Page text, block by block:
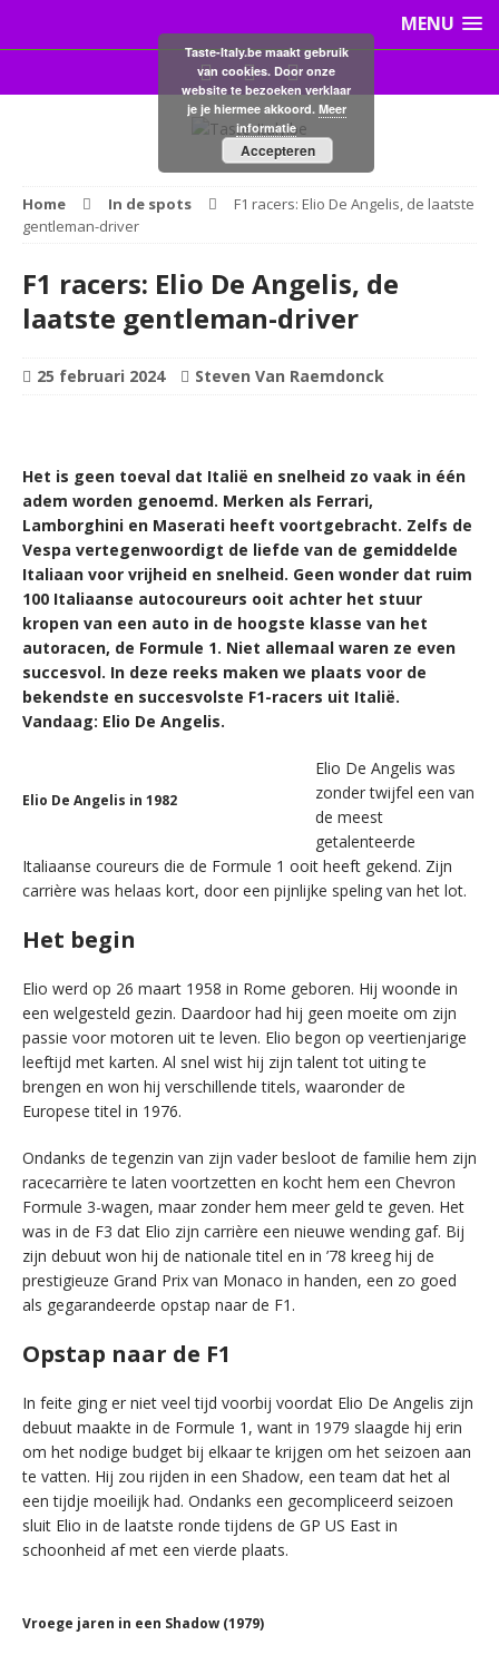
MENU
Home In de spots
F1 racers: Elio De Angelis, de laatste
gentleman-driver
F1 racers: Elio De Angelis, de
laatste gentleman-driver
25 februari 2024 Steven Van Raemdonck
Het is geen toeval dat Italië en snelheid zo vaak in één
adem worden genoemd. Merken als Ferrari,
Lamborghini en Maserati heeft voortgebracht. Zelfs de
Vespa vertegenwoordigt de liefde van de gemiddelde
Italiaan voor vrijheid en snelheid. Geen wonder dat ruim
100 Italiaanse autocoureurs ooit achter het stuur
kropen van een auto in de hoogste klasse van het
autoracen, de Formule 1. Niet allemaal waren ze even
succesvol. In deze reeks maken we plaats voor de
bekendste en succesvolste F1-racers uit Italië.
Vandaag: Elio De Angelis.
Elio De Angelis in 1982
Elio De Angelis was
zonder twijfel een van
de meest
getalenteerde
Italiaanse coureurs die de Formule 1 ooit heeft gekend. Zijn
carrière was helaas kort, door een pijnlijke speling van het lot.
Het begin
Elio werd op 26 maart 1958 in Rome geboren. Hij woonde in
een welgesteld gezin. Daardoor had hij geen moeite om zijn
passie voor motoren uit te leven. Elio begon op veertienjarige
leeftijd met karten. Al snel wist hij zijn talent tot uiting te
brengen en won hij verschillende titels, waaronder de
Europese titel in 1976.
Ondanks de tegenzin van zijn vader besloot de familie hem zijn
racecarrière te laten voortzetten en kocht hem een Chevron
Formule 3-wagen, maar zonder hem meer geld te geven. Het
was in de F3 dat Elio zijn carrière een nieuwe wending gaf. Bij
zijn debuut won hij de nationale titel en in ’78 kreeg hij de
prestigieuze Grand Prix van Monaco in handen, een zo goed
als gegarandeerde opstap naar de F1.
Opstap naar de F1
In feite ging er niet veel tijd voorbij voordat Elio De Angelis zijn
debuut maakte in de Formule 1, want in 1979 slaagde hij erin
om het nodige budget bij elkaar te krijgen om het seizoen aan
te vatten. Hij zou rijden in een Shadow, een team dat het al
een tijdje moeilijk had. Ondanks een gecompliceerd seizoen
sluit Elio in de laatste ronde tijdens de GP US East in
schoonheid af met een vierde plaats.
Vroege jaren in een Shadow (1979)
Taste-Italy.be maakt gebruik
van cookies. Door onze
website te bezoeken verklaar
je je hiermee akkoord. Meer
informatie
Accepteren